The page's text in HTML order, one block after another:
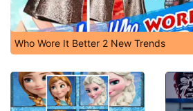
Who Wore It Better 2 New Trends